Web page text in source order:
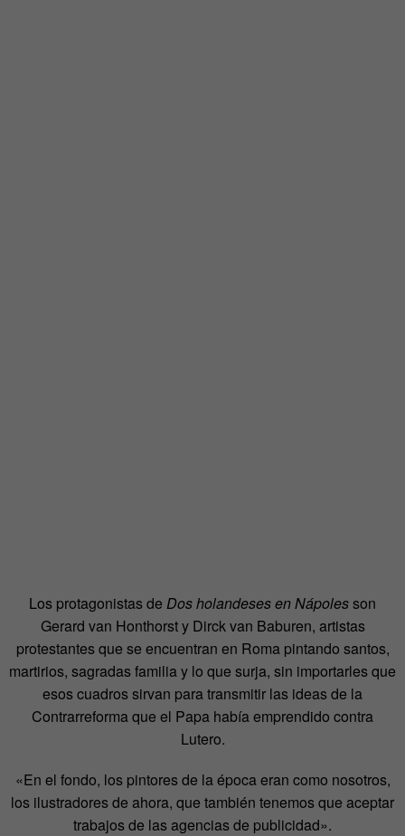
Los protagonistas de Dos holandeses en Nápolesson
Gerard van Honthorst y Dirck van Baburen, artistas
protestantes que se encuentran en Roma pintando santos,
martirios, sagradas familia y lo que surja, sin importarles que
esos cuadros sirvan para transmitir las ideas de la
Contrarreforma que el Papa había emprendido contra
Lutero.
«En el fondo, los pintores de la época eran como nosotros,
los ilustradores de ahora, que también tenemos que aceptar
trabajos de las agencias de publicidad».